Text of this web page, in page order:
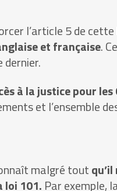
l’article 5 de cette
et française.
à la justice pour les
et l’ensemble
malgré tout
loi 101. Par exemple,